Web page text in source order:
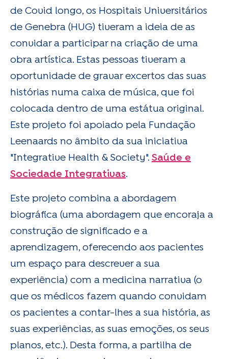
de Covid longo, os Hospitais Universitários
de Genebra (HUG) tiveram a ideia de as
convidar a participar na criação de uma
obra artística. Estas pessoas tiveram a
oportunidade de gravar excertos das suas
histórias numa caixa de música, que foi
colocada dentro de uma estátua original.
Este projeto foi apoiado pela Fundação
Leenaards no âmbito da sua iniciativa
"Integrative Health & Society". Saúde e
Sociedade Integrativas.
Este projeto combina a abordagem
biográfica (uma abordagem que encoraja a
construção de significado e a
aprendizagem, oferecendo aos pacientes
um espaço para descrever a sua
experiência) com a medicina narrativa (o
que os médicos fazem quando convidam
os pacientes a contar-lhes a sua história, as
suas experiências, as suas emoções, os seus
planos, etc.). Desta forma, a partilha de